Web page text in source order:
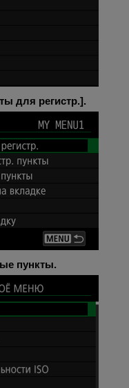
для регистр.].
пункты.